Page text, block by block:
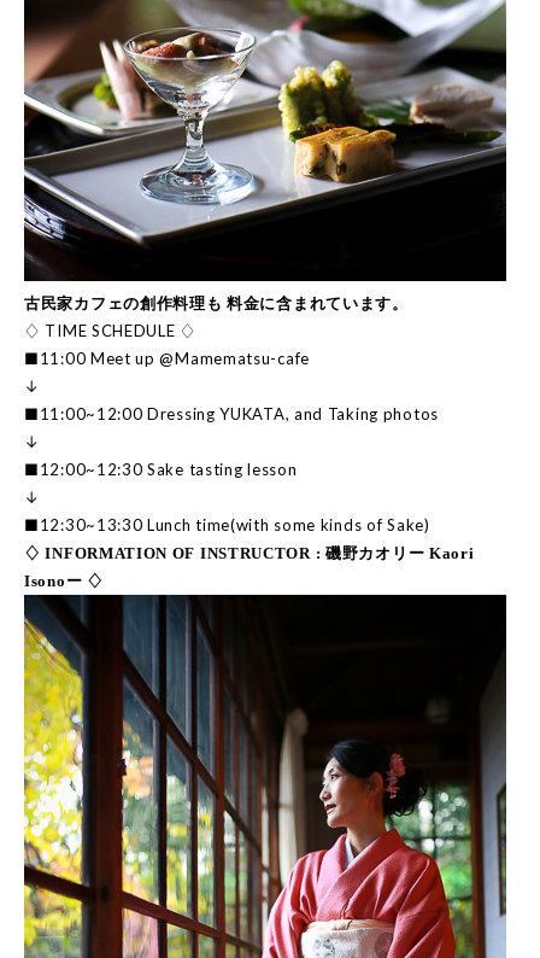
古民家カフェの創作料理も 料金に含まれています。
♢ TIME SCHEDULE ♢
■11:00 Meet up @Mamematsu-cafe
↓
■11:00~12:00 Dressing YUKATA, and Taking photos
↓
■12:00~12:30 Sake tasting lesson
↓
■12:30~13:30 Lunch time(with some kinds of Sake)
♢ INFORMATION OF INSTRUCTOR : 磯野カオリー Kaori
Isonoー ♢